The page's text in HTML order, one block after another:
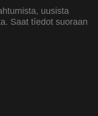
uusista
Saat tíedot suoraan